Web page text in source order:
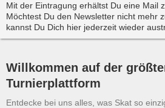
Mit der Eintragung erhältst Du eine Mail
Möchtest Du den Newsletter nicht mehr
kannst Du Dich hier jederzeit wieder
Willkommen auf der
Turnierplattform
Entdecke bei uns alles, was Skat so